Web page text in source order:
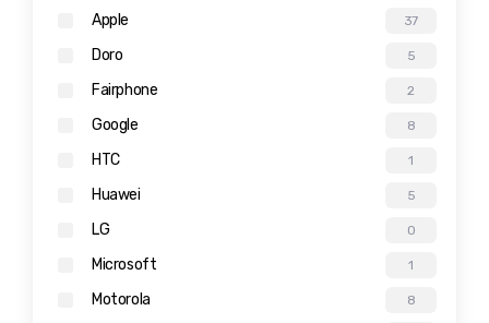
Apple 37
Doro 5
Fairphone 2
Google 8
HTC 1
Huawei 5
LG 0
Microsoft 1
Motorola 8